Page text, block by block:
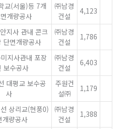
교(서울)등 7개
개량공사
㈜남경
건설
4,123
지사 관내 콘크
단면개량공사
㈜남경
건설
1,786
지사관내 포장
보수공사
㈜남경
건설
6,403
대평교 보수공
사
주원건
설㈜
1,179
상리교(현풍0)
개량공사
㈜남경
건설
1,388